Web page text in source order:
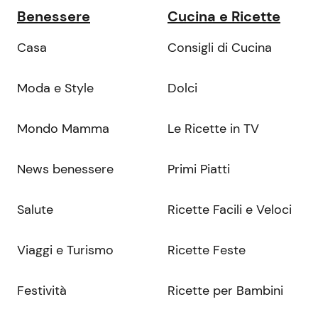
Benessere
Casa
Moda e Style
Mondo Mamma
News benessere
Salute
Viaggi e Turismo
Festività
Cucina e Ricette
Consigli di Cucina
Dolci
Le Ricette in TV
Primi Piatti
Ricette Facili e Veloci
Ricette Feste
Ricette per Bambini